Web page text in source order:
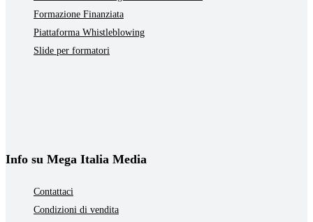
Formazione Finanziata
Piattaforma Whistleblowing
Slide per formatori
Info su Mega Italia Media
Contattaci
Condizioni di vendita